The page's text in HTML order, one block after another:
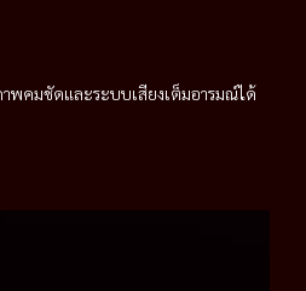
พคมชัดและระบบเสียงเต็มอารมณ์ได้